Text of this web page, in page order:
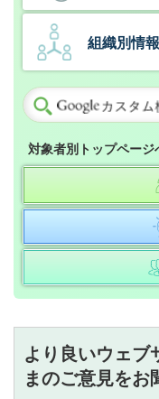
組織別情
対象者別トップページ
より良いウェブ
まのご意見をお